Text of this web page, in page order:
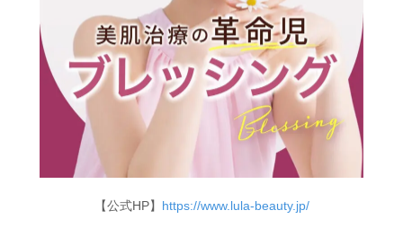
【公式HP】 https://www.lula-beauty.jp/